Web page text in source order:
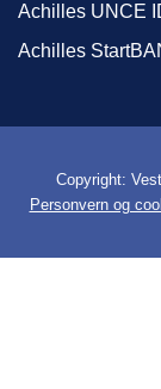
Achilles UNCE
Achilles
Copyright:
Personvern og